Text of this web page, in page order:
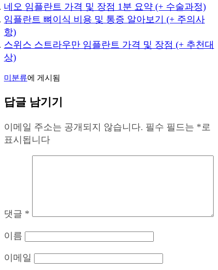
네오 임플란트 가격 및 장점 1분 요약 (+ 수술과정)
임플란트 뼈이식 비용 및 통증 알아보기 (+ 주의사
항)
스위스 스트라우만 임플란트 가격 및 장점 (+ 추천대
상)
미분류에 게시됨
답글 남기기
이메일 주소는 공개되지 않습니다. 필수 필드는 *로
표시됩니다
댓글 *
이름
이메일